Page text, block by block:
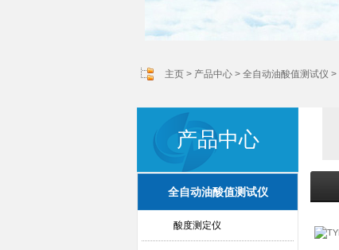
主页 > 产品中心 > 全自动油酸值测试仪 >
产品中心
全自动油酸值测试仪
酸度测定仪